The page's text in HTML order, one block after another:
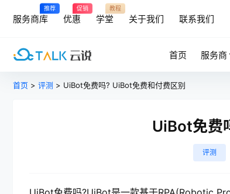
推荐
服务商库
促销
优惠
教程
学堂 关于我们 联系我们
首页 服务商
首页 > 评测 > UiBot免费吗? UiBot免费和付费区别
UiBot免费
评测